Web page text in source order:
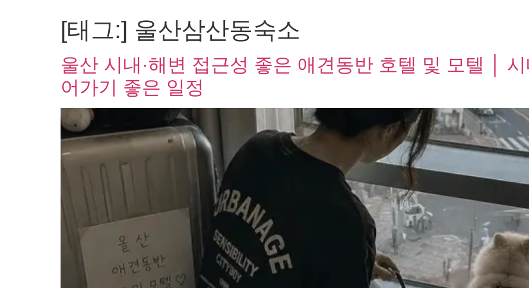
[태그:] 울산삼산동숙소
울산 시내·해변 접근성 좋은 애견동반 호텔 및 모텔 │
어가기 좋은 일정